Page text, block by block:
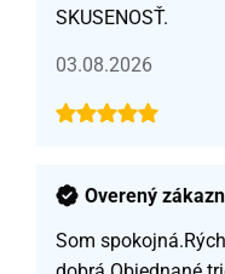
SKUSENOSŤ.
03.08.2026
Overený
Som